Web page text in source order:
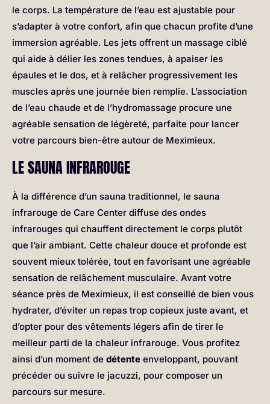
le corps. La température de l’eau est ajustable pour
s’adapter à votre confort, afin que chacun profite d’une
immersion agréable. Les jets offrent un massage ciblé
qui aide à délier les zones tendues, à apaiser les
épaules et le dos, et à relâcher progressivement les
muscles après une journée bien remplie. L’association
de l’eau chaude et de l’hydromassage procure une
agréable sensation de légèreté, parfaite pour lancer
votre parcours bien-être autour de Meximieux.
LE SAUNA INFRAROUGE
À la différence d’un sauna traditionnel, le sauna
infrarouge de Care Center diffuse des ondes
infrarouges qui chauffent directement le corps plutôt
que l’air ambiant. Cette chaleur douce et profonde est
souvent mieux tolérée, tout en favorisant une agréable
sensation de relâchement musculaire. Avant votre
séance près de Meximieux, il est conseillé de bien vous
hydrater, d’éviter un repas trop copieux juste avant, et
d’opter pour des vêtements légers afin de tirer le
meilleur parti de la chaleur infrarouge. Vous profitez
ainsi d’un moment de détente enveloppant, pouvant
précéder ou suivre le jacuzzi, pour composer un
parcours sur mesure.